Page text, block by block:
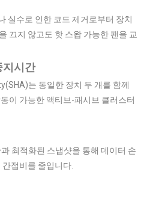
실수로 인한 코드 제거로부터 장치
끄지 않고도 핫 스왑 가능한 팬을 교
지시간
는 동일한 장치 두 개를 함께
이 가능한 액티브-패시브 클러스터
최적화된 스냅샷을 통해 데이터 손
접비를 줄입니다.